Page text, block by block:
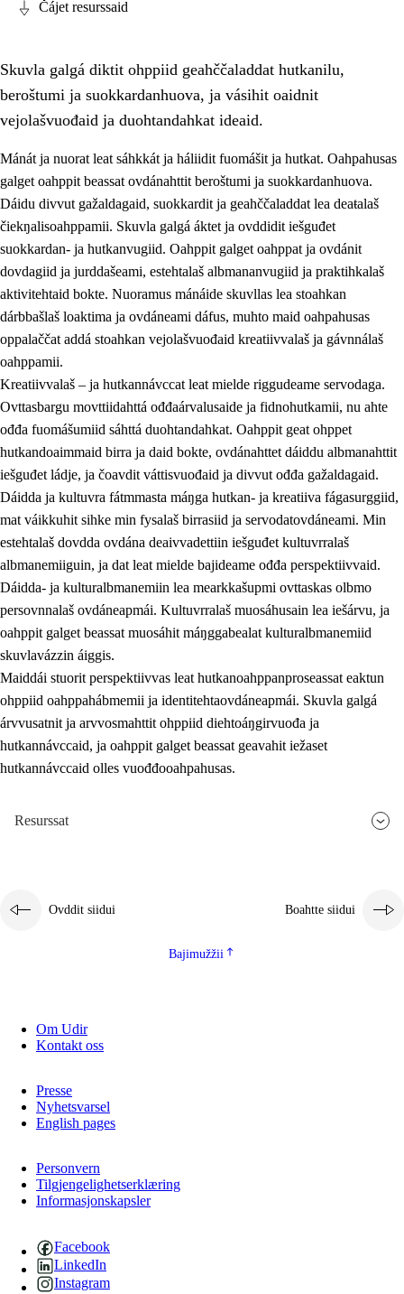
1. Oahpahusa árvovuođđu
1.1 Olmmošárvu
1.2 Identitehta ja kultuvrralaš girjáivuohta
1.3 Kritihkalaš jurddašeapmi ja ehtalaš diđolašvuohta
1.4 Hutkanillu, beroštupmi ja suokkardanhuovva
1.5
1.6 Demokratiija ja mielváikkuheapmi
Čájet resurssaid
Skuvla galgá diktit ohppiid geahččaladdat hutkanilu,
beroštumi ja suokkardanhuova, ja vásihit oaidnit
vejolašvuođaid ja duohtandahkat ideaid.
Mánát ja nuorat leat sáhkkát ja háliidit fuomášit ja hutkat. Oahpahusas
galget oahppit beassat ovdánahttit beroštumi ja suokkardanhuova.
Dáidu divvut gažaldagaid, suokkardit ja geahččaladdat lea deaŧalaš
čiekŋalisoahppamii. Skuvla galgá áktet ja ovddidit iešguđet
suokkardan- ja hutkanvugiid. Oahppit galget oahppat ja ovdánit
dovdagiid ja jurddašeami, estehtalaš albmananvugiid ja praktihkalaš
aktivitehtaid bokte. Nuoramus mánáide skuvllas lea stoahkan
dárbbašlaš loaktima ja ovdáneami dáfus, muhto maid oahpahusas
oppalaččat addá stoahkan vejolašvuođaid kreatiivvalaš ja gávnnálaš
oahppamii.
Kreatiivvalaš – ja hutkannávccat leat mielde riggudeame servodaga.
Ovttasbargu movttiidahttá ođđaárvalusaide ja fidnohutkamii, nu ahte
ođđa fuomášumiid sáhttá duohtandahkat. Oahppit geat ohppet
hutkandoaimmaid birra ja daid bokte, ovdánahttet dáiddu albmanahttit
iešguđet ládje, ja čoavdit váttisvuođaid ja divvut ođđa gažaldagaid.
Dáidda ja kultuvra fátmmasta máŋga hutkan- ja kreatiiva fágasurggiid,
mat váikkuhit sihke min fysalaš birrasiid ja servodatovdáneami. Min
estehtalaš dovdda ovdána deaivvadettiin iešguđet kultuvrralaš
albmanemiiguin, ja dat leat mielde bajideame ođđa perspektiivvaid.
Dáidda- ja kulturalbmanemiin lea mearkkašupmi ovttaskas olbmo
persovnnalaš ovdáneapmái. Kultuvrralaš muosáhusain lea iešárvu, ja
oahppit galget beassat muosáhit máŋggabealat kulturalbmanemiid
skuvlavázzin áiggis.
Maiddái stuorit perspektiivvas leat hutkanoahppanproseassat eaktun
ohppiid oahppahábmemii ja identitehtaovdáneapmái. Skuvla galgá
árvvusatnit ja arvvosmahttit ohppiid diehtoáŋgirvuođa ja
hutkannávccaid, ja oahppit galget beassat geavahit iežaset
hutkannávccaid olles vuođđooahpahusas.
Resurssat
Ovddit siidui Boahtte siidui
Bajimužžii
Om Udir
Kontakt oss
Presse
Nyhetsvarsel
English pages
Personvern
Tilgjengelighetserklæring
Informasjonskapsler
Facebook
LinkedIn
Instagram